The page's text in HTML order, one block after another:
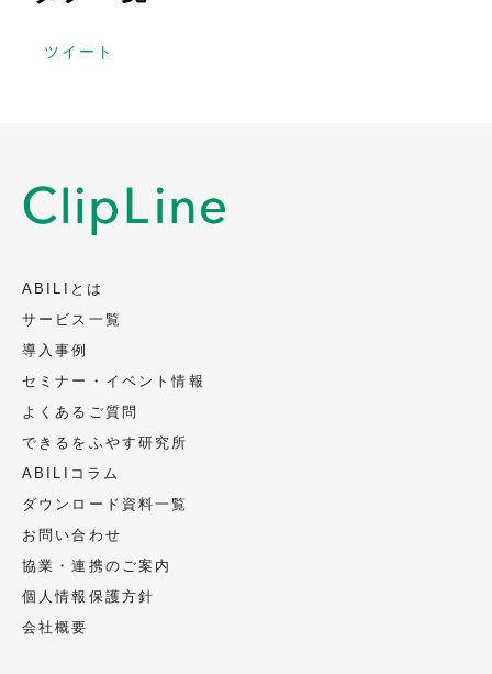
ツイート
ABILIとは
サービス一覧
導入事例
セミナー・イベント情報
よくあるご質問
できるをふやす研究所
ABILIコラム
ダウンロード資料一覧
お問い合わせ
協業・連携のご案内
個人情報保護方針
会社概要